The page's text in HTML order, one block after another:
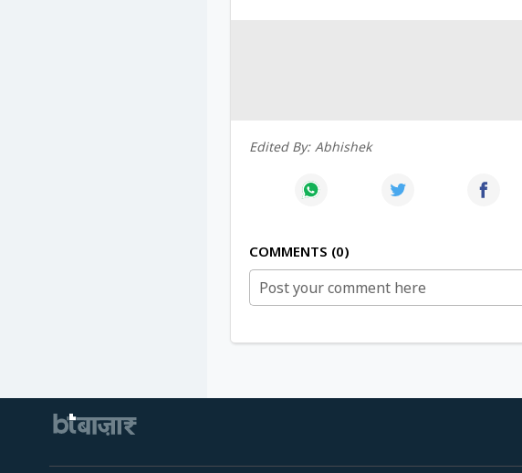
Edited By: Abhishek
COMMENTS 0